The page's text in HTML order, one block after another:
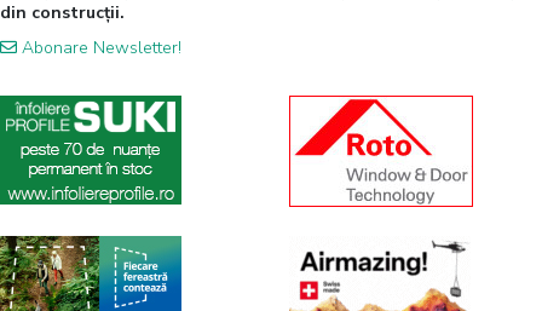
din construcții.
Abonare Newsletter!